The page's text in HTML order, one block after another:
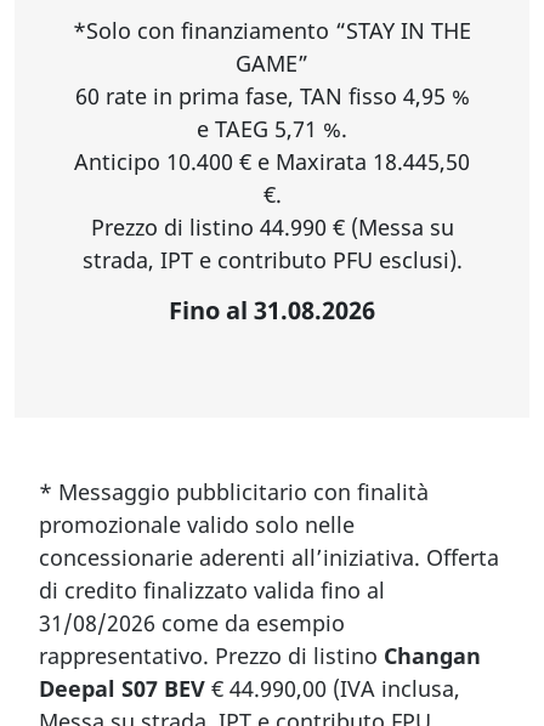
*Solo con finanziamento “STAY IN THE
GAME”
60 rate in prima fase, TAN fisso 4,95 %
e TAEG 5,71 %.
Anticipo 10.400 € e Maxirata 18.445,50
€.
Prezzo di listino 44.990 € (Messa su
strada, IPT e contributo PFU esclusi).
Fino al 31.08.2026
* Messaggio pubblicitario con finalità
promozionale valido solo nelle
concessionarie aderenti all’iniziativa. Offerta
di credito finalizzato valida fino al
31/08/2026 come da esempio
rappresentativo. Prezzo di listino Changan
Deepal S07 BEV € 44.990,00 (IVA inclusa,